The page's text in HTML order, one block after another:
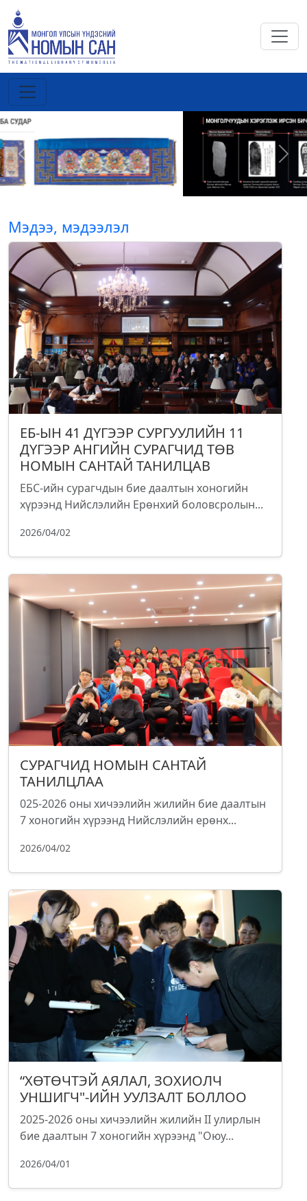
Previous Next
Мэдээ, мэдээлэл
ЕБ-ЫН 41 ДҮГЭЭР СУРГУУЛИЙН 11
ДҮГЭЭР АНГИЙН СУРАГЧИД ТӨВ
НОМЫН САНТАЙ ТАНИЛЦАВ
ЕБС-ийн сурагчдын бие даалтын хоногийн
хүрээнд Нийслэлийн Ерөнхий боловсролын...
2026/04/02
СУРАГЧИД НОМЫН САНТАЙ
ТАНИЛЦЛАА
025-2026 оны хичээлийн жилийн бие даалтын
7 хоногийн хүрээнд Нийслэлийн ерөнх...
2026/04/02
“ХӨТӨЧТЭЙ АЯЛАЛ, ЗОХИОЛЧ
УНШИГЧ"-ИЙН УУЛЗАЛТ БОЛЛОО
2025-2026 оны хичээлийн жилийн II улирлын
бие даалтын 7 хоногийн хүрээнд "Оюу...
2026/04/01